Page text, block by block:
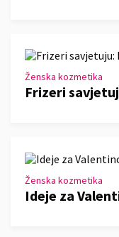
Ženska kozmetika
Frizeri
Ženska kozmetika
Ideje za